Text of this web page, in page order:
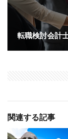
転職検討会計
関連する記事